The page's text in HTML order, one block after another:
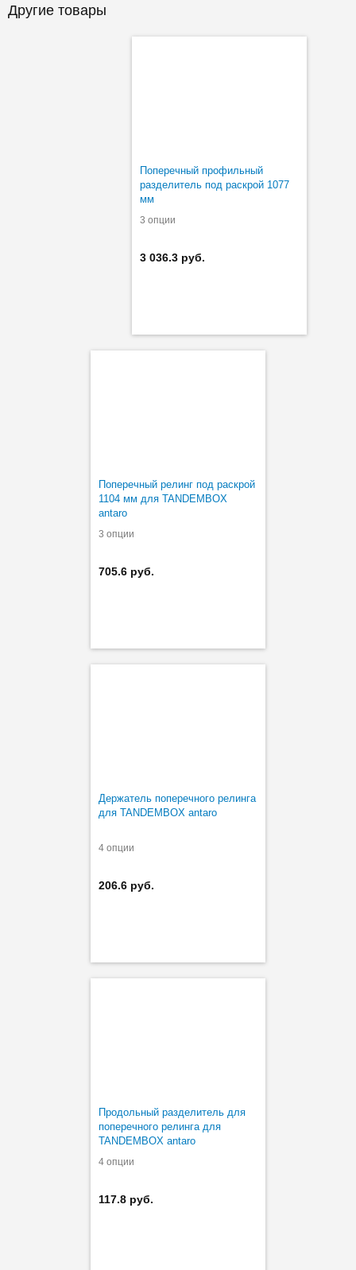
Другие товары
Поперечный профильный
разделитель под раскрой 1077
мм
3 опции
3 036.3 руб.
Поперечный релинг под раскрой
1104 мм для TANDEMBOX
antaro
3 опции
705.6 руб.
Держатель поперечного релинга
для TANDEMBOX antaro
4 опции
206.6 руб.
Продольный разделитель для
поперечного релинга для
TANDEMBOX antaro
4 опции
117.8 руб.